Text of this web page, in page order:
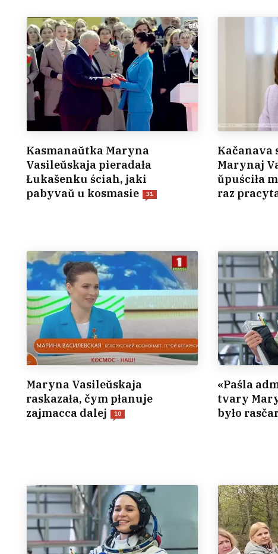
Kasmanaŭtka Maryna
Vasileŭskaja pieradała
Łukašenku ściah, jaki
pabyvaŭ u kosmasie
31
Kačanava
Marynaj
ŭpuściła
raz
Maryna Vasileŭskaja
raskazała, čym płanuje
zajmacca dalej
10
«Paśla
tvary
było